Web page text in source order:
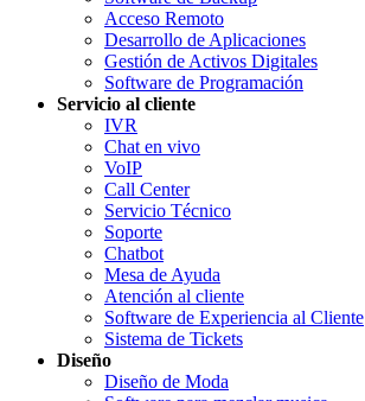
Acceso Remoto
Desarrollo de Aplicaciones
Gestión de Activos Digitales
Software de Programación
Servicio al cliente
IVR
Chat en vivo
VoIP
Call Center
Servicio Técnico
Soporte
Chatbot
Mesa de Ayuda
Atención al cliente
Software de Experiencia al Cliente
Sistema de Tickets
Diseño
Diseño de Moda